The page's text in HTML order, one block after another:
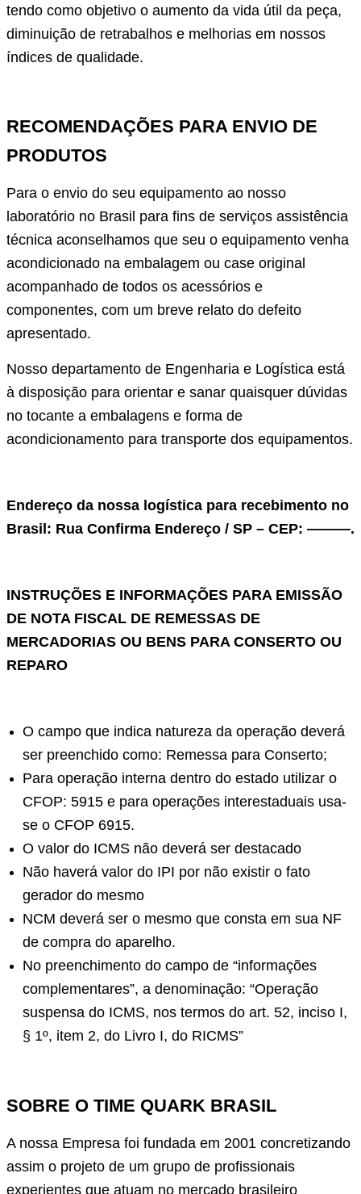
tendo como objetivo o aumento da vida útil da peça,
diminuição de retrabalhos e melhorias em nossos
índices de qualidade.
RECOMENDAÇÕES PARA ENVIO DE
PRODUTOS
Para o envio do seu equipamento ao nosso
laboratório no Brasil para fins de serviços assistência
técnica aconselhamos que seu o equipamento venha
acondicionado na embalagem ou case original
acompanhado de todos os acessórios e
componentes, com um breve relato do defeito
apresentado.
Nosso departamento de Engenharia e Logística está
à disposição para orientar e sanar quaisquer dúvidas
no tocante a embalagens e forma de
acondicionamento para transporte dos equipamentos.
Endereço da nossa logística para recebimento no
Brasil: Rua Confirma Endereço / SP – CEP: ———.
INSTRUÇÕES E INFORMAÇÕES PARA EMISSÃO
DE NOTA FISCAL DE REMESSAS DE
MERCADORIAS OU BENS PARA CONSERTO OU
REPARO
O campo que indica natureza da operação deverá
ser preenchido como: Remessa para Conserto;
Para operação interna dentro do estado utilizar o
CFOP: 5915 e para operações interestaduais usa-
se o CFOP 6915.
O valor do ICMS não deverá ser destacado
Não haverá valor do IPI por não existir o fato
gerador do mesmo
NCM deverá ser o mesmo que consta em sua NF
de compra do aparelho.
No preenchimento do campo de “informações
complementares”, a denominação: “Operação
suspensa do ICMS, nos termos do art. 52, inciso I,
§ 1º, item 2, do Livro I, do RICMS”
SOBRE O TIME QUARK BRASIL
A nossa Empresa foi fundada em 2001 concretizando
assim o projeto de um grupo de profissionais
experientes que atuam no mercado brasileiro